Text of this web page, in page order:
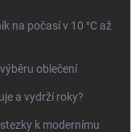
na počasí v 10 °C až
oblečení
a vydrží roky?
k modernímu